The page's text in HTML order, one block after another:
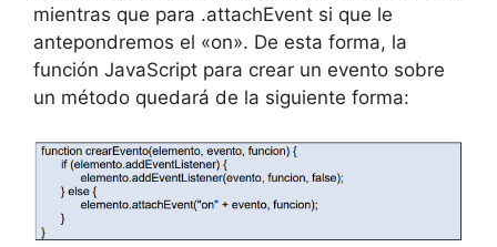
mientras que para .attachEvent si que le
antepondremos el «on». De esta forma, la
función JavaScript para crear un evento sobre
un método quedará de la siguiente forma: